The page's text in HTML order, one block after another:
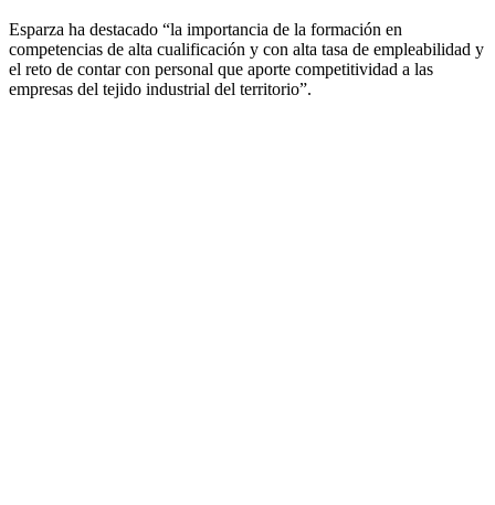
Esparza ha destacado “la importancia de la formación en
competencias de alta cualificación y con alta tasa de empleabilidad y
el reto de contar con personal que aporte competitividad a las
empresas del tejido industrial del territorio”.